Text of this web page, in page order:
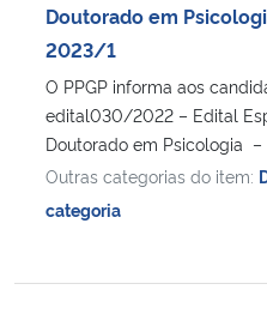
Doutorado em
2023/1
O PPGP informa aos
edital030/2022 – Edital
Doutorado em Psicologia –
Outras categorias do item:
categoria